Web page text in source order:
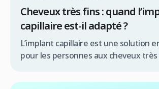
Cheveux très fins : quand
capillaire est-il adapté ?
L’implant capillaire est une solution
pour les personnes aux cheveux très
approfondi et de plusieurs facteurs